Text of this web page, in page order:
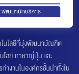
โนโลยีที่มุ่งพัฒนาบัณฑิต
โลยี ภาษาญี่ปุ่น และ
ำงานในองค์กรชั้นนำทั้งใน